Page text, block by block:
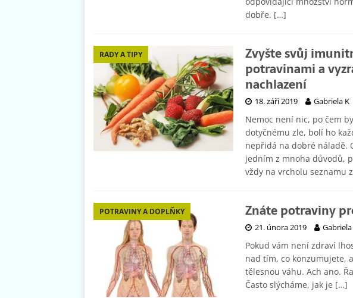
dobře. […]
RADY A TIPY
Zvyšte svůj
potravinami a
nachlazení
18. září 2019 Gabriela K
Nemoc není nic, po čem
dotyčnému zle, bolí ho
nepřidá na dobré náladě.
jedním z mnoha důvodů,
vždy na vrcholu seznamu
POTRAVINY A DOPLŇKY Znáte potraviny
21. února 2019 Gabriela
Pokud vám není zdraví
nad tím, co konzumujete,
tělesnou váhu. Ach ano.
Často slýcháme, jak je […]